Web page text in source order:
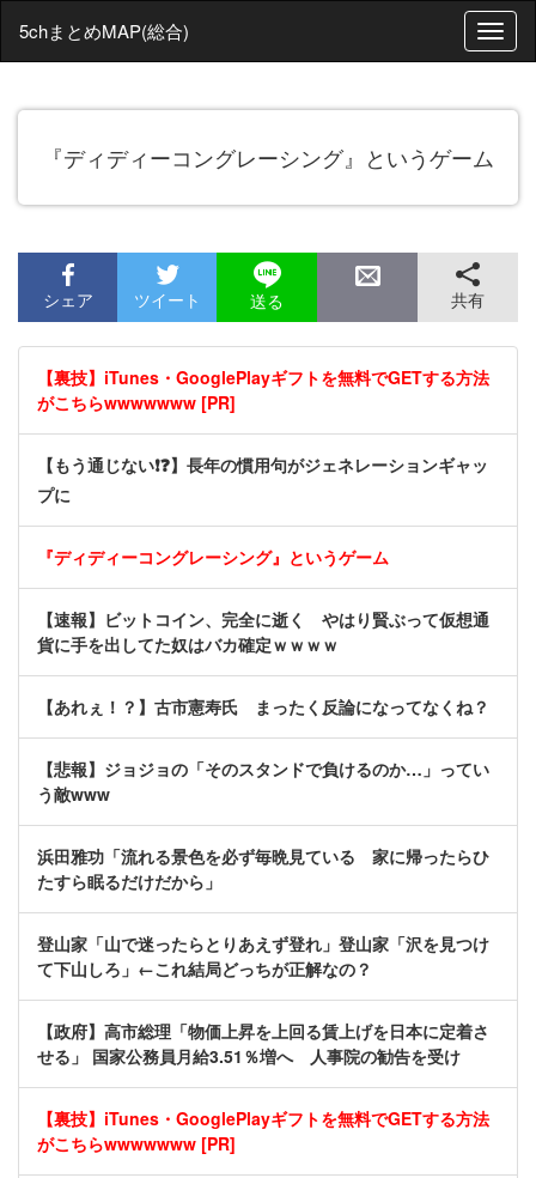
T
o
g
a
i
t
i
5chまとめMAP(総合)
『ディディーコングレーシング』というゲーム
シェア ツイート 送る 共有
【裏技】iTunes・GooglePlayギフトを無料でGETする方法
がこちらwwwwwww [PR]
【もう通じない❗❓】長年の慣用句がジェネレーションギャッ
プに
『ディディーコングレーシング』というゲーム
【速報】ビットコイン、完全に逝く やはり賢ぶって仮想通
貨に手を出してた奴はバカ確定ｗｗｗｗ
【あれぇ！？】古市憲寿氏 まったく反論になってなくね？
【悲報】ジョジョの「そのスタンドで負けるのか…」ってい
う敵www
浜田雅功「流れる景色を必ず毎晩見ている 家に帰ったらひ
たすら眠るだけだから」
登山家「山で迷ったらとりあえず登れ」登山家「沢を見つけ
て下山しろ」←これ結局どっちが正解なの？
【政府】高市総理「物価上昇を上回る賃上げを日本に定着さ
せる」 国家公務員月給3.51％増へ 人事院の勧告を受け
【裏技】iTunes・GooglePlayギフトを無料でGETする方法
がこちらwwwwwww [PR]